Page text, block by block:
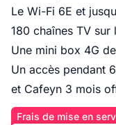
Le Wi-Fi 6E et
180 chaînes TV
Une mini box 4G
Un accès pendant
et Cafeyn 3 mois
Frais de mise en